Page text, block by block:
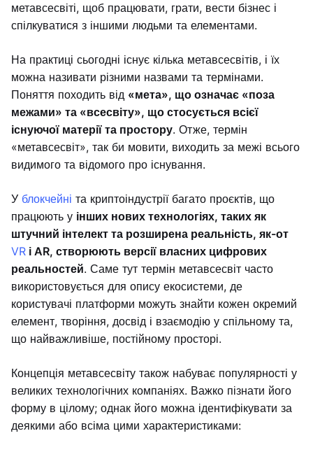
метавсесвіті, щоб працювати, грати, вести бізнес і
спілкуватися з іншими людьми та елементами.
На практиці сьогодні існує кілька метавсесвітів, і їх
можна називати різними назвами та термінами.
Поняття походить від «мета», що означає «поза
межами» та «всесвіту», що стосується всієї
існуючої матерії та простору. Отже, термін
«метавсесвіт», так би мовити, виходить за межі всього
видимого та відомого про існування.
У блокчейні та криптоіндустрії багато проєктів, що
працюють у інших нових технологіях, таких як
штучний інтелект та розширена реальність, як-от
VR і AR, створюють версії власних цифрових
реальностей. Саме тут термін метавсесвіт часто
використовується для опису екосистеми, де
користувачі платформи можуть знайти кожен окремий
елемент, творіння, досвід і взаємодію у спільному та,
що найважливіше, постійному просторі.
Концепція метавсесвіту також набуває популярності у
великих технологічних компаніях. Важко пізнати його
форму в цілому; однак його можна ідентифікувати за
деякими або всіма цими характеристиками: